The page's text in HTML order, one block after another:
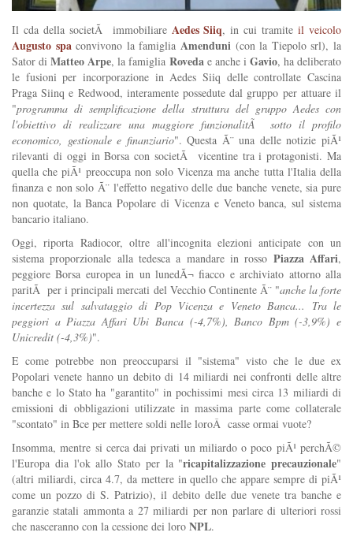
Il cda della societÃ immobiliare Aedes Siiq, in cui tramiteil veicolo
Augusto spaconvivono la famigliaAmenduni (con la Tiepolo srl), la
Sator diMatteo Arpe, la famiglia Rovedae anche i Gavio, ha deliberato
le fusioni per incorporazione in Aedes Siiq delle controllate Cascina
Praga Siinq e Redwood, interamente possedute dal gruppo per attuare il
"programma di semplificazione della struttura del gruppo Aedes con
l'obiettivo di realizzare una maggiore funzionalitÃ sotto il profilo
economico, gestionale e finanziario". Questa Ã¨ una delle notizie piÃ¹
rilevanti di oggi in Borsa con societÃ vicentine tra i protagonisti. Ma
quella che piÃ¹ preoccupa non solo Vicenza ma anche tutta l'Italia della
finanza e non solo Ã¨ l'effetto negativo delle due banche venete, sia pure
non quotate, la Banca Popolare di Vicenza e Veneto banca, sul sistema
bancario italiano.
Oggi, riporta Radiocor, oltre all'incognita elezioni anticipate con un
sistema proporzionale alla tedesca a mandare in rosso Piazza Affari,
peggiore Borsa europea in un lunedÃ¬ fiacco e archiviato attorno alla
paritÃ per i principali mercati del Vecchio Continente Ã¨ "anche la forte
incertezza sul salvataggio di Pop Vicenza e Veneto Banca... Tra le
peggiori a Piazza Affari Ubi Banca (-4,7%), Banco Bpm (-3,9%) e
Unicredit (-4,3%)".
E come potrebbe non preoccuparsi il "sistema" visto che le due ex
Popolari venete hanno un debito di 14 miliardi nei confronti delle altre
banche e lo Stato ha "garantito" in pochissimi mesi circa 13 miliardi di
emissioni di obbligazioni utilizzate in massima parte come collaterale
"scontato" in Bce per mettere soldi nelle loroÂ casse ormai vuote?
Insomma, mentre si cerca dai privati un miliardo o poco piÃ¹ perchÃ©
l'Europa dia l'ok allo Stato per la "ricapitalizzazione precauzionale"
(altri miliardi, circa 4.7, da mettere in quello che appare sempre di piÃ¹
come un pozzo di S. Patrizio), il debito delle due venete tra banche e
garanzie statali ammonta a 27 miliardi per non parlare di ulteriori rossi
che nasceranno con la cessione dei loro NPL.